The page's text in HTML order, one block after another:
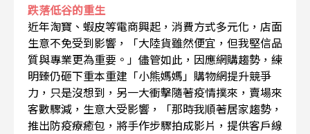
跌落低谷的重生
近年淘寶、蝦皮等電商興起，消費方式多元化，店面
生意不免受到影響，「大陸貨雖然便宜，但我堅信品
質與專業更為重要。」儘管如此，因應網購趨勢，練
明臻仍砸下重本重建「小熊媽媽」購物網提升競爭
力，只是沒想到，另一大衝擊隨著疫情撲來，賣場來
客數驟減，生意大受影響，「那時我順著居家趨勢，
推出防疫療癒包，將手作步驟拍成影片，提供客戶線